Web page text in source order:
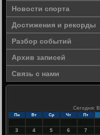
Новости спорта
Достижения и рекорды
Разбор событий
Архив записей
Связь с нами
Сегодня:
Пн Вт Ср Чт Пт
3
4 5 6 7